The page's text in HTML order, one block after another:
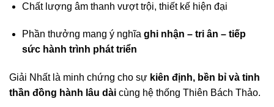
Chất lượng âm thanh vượt trội, thiết kế hiện đại
Phần thưởng mang ý nghĩa ghi nhận – tri ân – tiếp
sức hành trình phát triển
Giải Nhất là minh chứng cho sự kiên định, bền bỉ và tinh
thần đồng hành lâu dài cùng hệ thống Thiên Bách Thảo.